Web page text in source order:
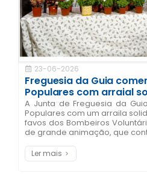
23-06-2026
Freguesia da Guia
Populares com arraial
A Junta de Freguesia da
Populares com um arraila
favos dos Bombeiros
de grande animação, que
Ler mais